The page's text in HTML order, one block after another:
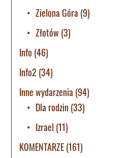
Zielona Góra (9)
Złotów (3)
Info (46)
Info2 (34)
Inne wydarzenia (94)
Dla rodzin (33)
Izrael (11)
KOMENTARZE(161)